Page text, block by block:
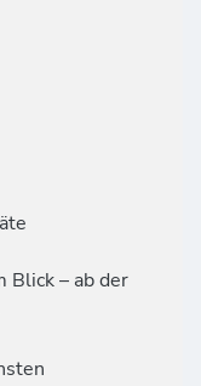
Blick – ab der